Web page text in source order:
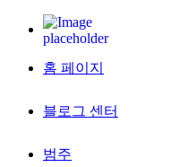
홈 페이지
블로그 센터
범주